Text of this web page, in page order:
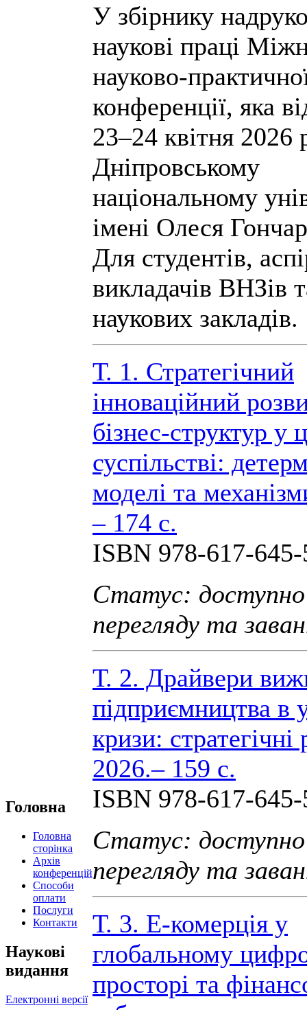
Головна
Головна
сторінка
Архів
конференцій
Способи
оплати
Послуги
Контакти
Наукові
видання
Електронні версії
У збірнику
наукові праці
науково-
конференції, яка
23–24 квітня 2026
Дніпровському
національному
імені Олеся
Для студентів,
викладачів ВНЗів
наукових закладів.
Т. 1. Стратегічний
інноваційний
бізнес-структур у
суспільстві:
моделі та
– 174 с.
ISBN 978-617-
Статус: доступно
перегляду та
Т. 2. Драйвери
підприємництва в
кризи:
2026.– 159 с.
ISBN 978-617-
Статус: доступно
перегляду та
Т. 3. Е-комерція у
глобальному
просторі та